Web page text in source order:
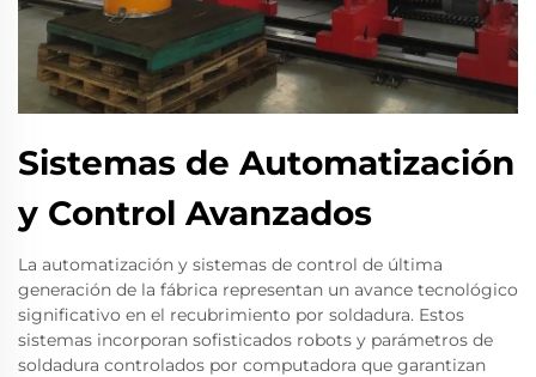
Sistemas de Automatización
y Control Avanzados
La automatización y sistemas de control de última
generación de la fábrica representan un avance tecnológico
significativo en el recubrimiento por soldadura. Estos
sistemas incorporan sofisticados robots y parámetros de
soldadura controlados por computadora que garantizan